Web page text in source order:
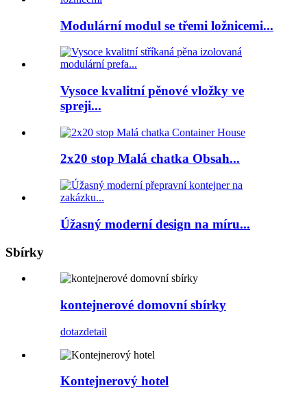
Modulární modul se třemi ložnicemi...
Vysoce kvalitní pěnové vložky ve
spreji...
2x20 stop Malá chatka Obsah...
Úžasný moderní design na míru...
Sbírky
kontejnerové domovní sbírky
dotazdetail
Kontejnerový hotel